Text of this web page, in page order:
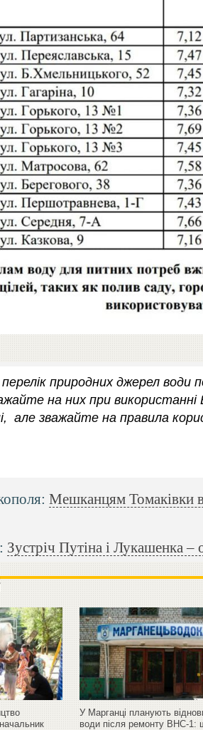
природних джерел води
на них при використанні
але зважайте на правила
Мешканцям Томаківки
Зустріч Путіна і Лукашенка –
У Марганці планують
води після ремонту ВНС-1: